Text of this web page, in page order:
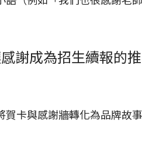
謝成為招生續報的推
卡與感謝牆轉化為品牌故